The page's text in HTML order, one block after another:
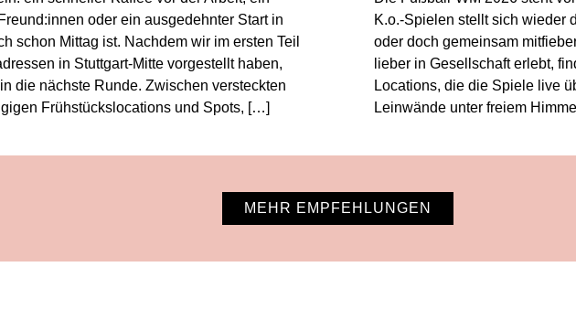
oder ein ausgedehnter Start in
schon Mittag ist. Nachdem wir im ersten Teil
in Stuttgart-Mitte vorgestellt haben,
die nächste Runde. Zwischen versteckten
Frühstückslocations und Spots, […]
K.o.-Spielen stellt sich wieder
oder doch gemeinsam
lieber in Gesellschaft erlebt,
Locations, die die Spiele live
Leinwände unter freiem
MEHR EMPFEHLUNGEN